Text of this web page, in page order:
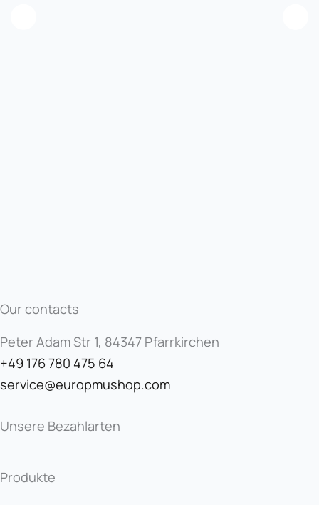
Our contacts
Peter Adam Str 1, 84347 Pfarrkirchen
+49 176 780 475 64
service@europmushop.com
Unsere Bezahlarten
Produkte